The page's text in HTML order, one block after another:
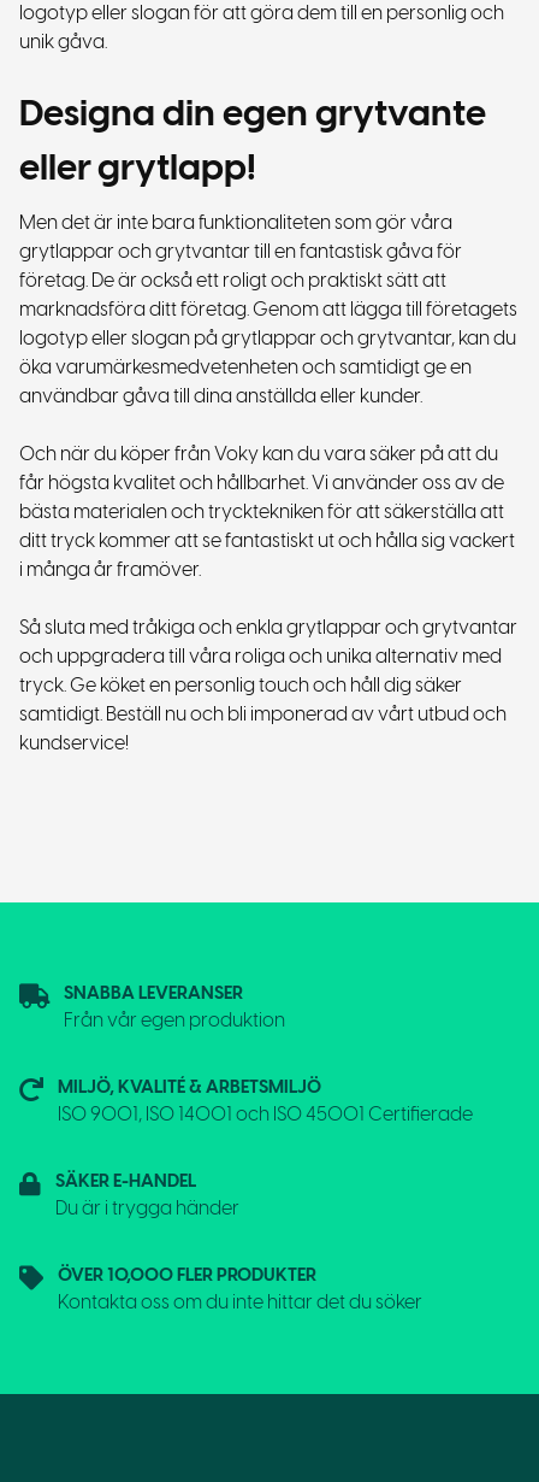
logotyp eller slogan för att göra dem till en personlig och
unik gåva.
Designa din egen grytvante
eller grytlapp!
Men det är inte bara funktionaliteten som gör våra
grytlappar och grytvantar till en fantastisk gåva för
företag. De är också ett roligt och praktiskt sätt att
marknadsföra ditt företag. Genom att lägga till företagets
logotyp eller slogan på grytlappar och grytvantar, kan du
öka varumärkesmedvetenheten och samtidigt ge en
användbar gåva till dina anställda eller kunder.
Och när du köper från Voky kan du vara säker på att du
får högsta kvalitet och hållbarhet. Vi använder oss av de
bästa materialen och trycktekniken för att säkerställa att
ditt tryck kommer att se fantastiskt ut och hålla sig vackert
i många år framöver.
Så sluta med tråkiga och enkla grytlappar och grytvantar
och uppgradera till våra roliga och unika alternativ med
tryck. Ge köket en personlig touch och håll dig säker
samtidigt. Beställ nu och bli imponerad av vårt utbud och
kundservice!
SNABBA LEVERANSER
Från vår egen produktion
MILJÖ, KVALITÉ & ARBETSMILJÖ
ISO 9001, ISO 14001 och ISO 45001 Certifierade
SÄKER E-HANDEL
Du är i trygga händer
ÖVER 10,000 FLER PRODUKTER
Kontakta oss om du inte hittar det du söker